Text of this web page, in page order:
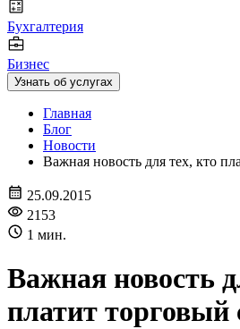
Бухгалтерия
Бизнес
Узнать об услугах
Главная
Блог
Новости
Важная новость для тех, кто
25.09.2015
2153
1 мин.
Важная новость
платит торговый